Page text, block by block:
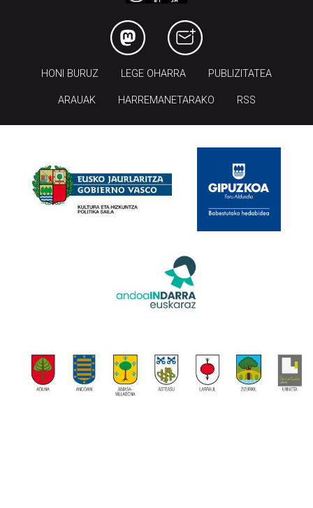
HONI BURUZ LEGE OHARRA PUBLIZITATEA
ARAUAK HARREMANETARAKO RSS